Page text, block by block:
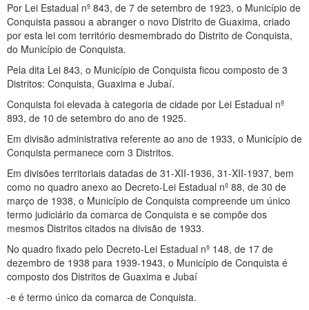
Por Lei Estadual nº 843, de 7 de setembro de 1923, o Município de
Conquista passou a abranger o novo Distrito de Guaxima, criado
por esta lei com território desmembrado do Distrito de Conquista,
do Município de Conquista.
Pela dita Lei 843, o Município de Conquista ficou composto de 3
Distritos: Conquista, Guaxima e Jubaí.
Conquista foi elevada à categoria de cidade por Lei Estadual nº
893, de 10 de setembro do ano de 1925.
Em divisão administrativa referente ao ano de 1933, o Município de
Conquista permanece com 3 Distritos.
Em divisões territoriais datadas de 31-XII-1936, 31-XII-1937, bem
como no quadro anexo ao Decreto-Lei Estadual nº 88, de 30 de
março de 1938, o Município de Conquista compreende um único
termo judiciário da comarca de Conquista e se compõe dos
mesmos Distritos citados na divisão de 1933.
No quadro fixado pelo Decreto-Lei Estadual nº 148, de 17 de
dezembro de 1938 para 1939-1943, o Município de Conquista é
composto dos Distritos de Guaxima e Jubaí
-e é termo único da comarca de Conquista.